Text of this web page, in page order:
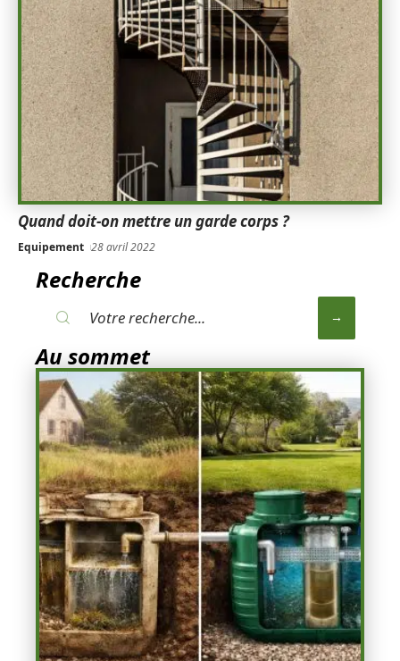
Quand doit-on mettre un garde corps ?
Equipement 28 avril 2022
Recherche
Au sommet